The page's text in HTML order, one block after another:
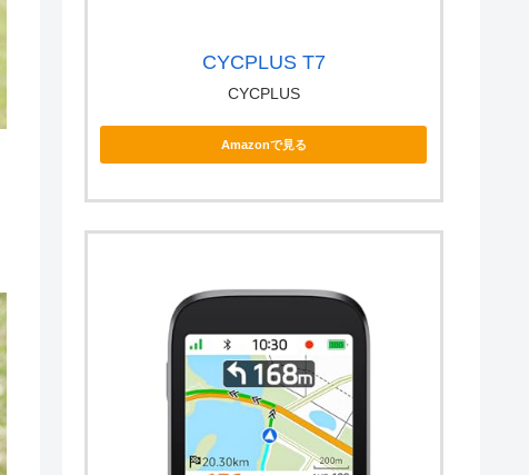
CYCPLUS T7
CYCPLUS
Amazonで見る